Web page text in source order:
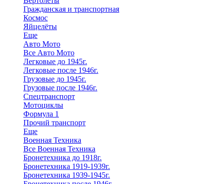
Гражданская и транспортная
Космос
Яйцелёты
Еще
Авто Мото
Все Авто Мото
Легковые до 1945г.
Легковые после 1946г.
Грузовые до 1945г.
Грузовые после 1946г.
Спецтранспорт
Мотоциклы
Формула 1
Прочий транспорт
Еще
Военная Техника
Все Военная Техника
Бронетехника до 1918г.
Бронетехника 1919-1939г.
Бронетехника 1939-1945г.